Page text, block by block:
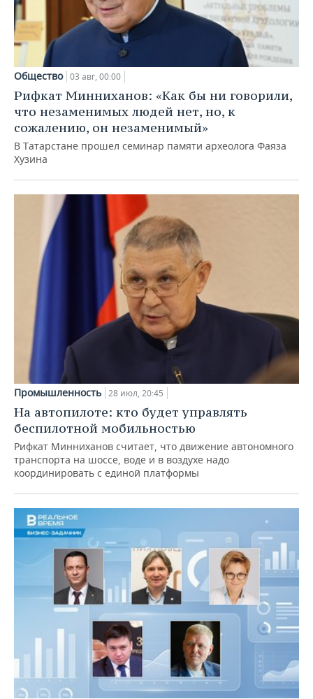
Общество 03 авг, 00:00
Рифкат Минниханов: «Как бы ни говорили,
что незаменимых людей нет, но, к
сожалению, он незаменимый»
В Татарстане прошел семинар памяти археолога Фаяза
Хузина
Промышленность 28 июл, 20:45
На автопилоте: кто будет управлять
беспилотной мобильностью
Рифкат Минниханов считает, что движение автономного
транспорта на шоссе, воде и в воздухе надо
координировать с единой платформы